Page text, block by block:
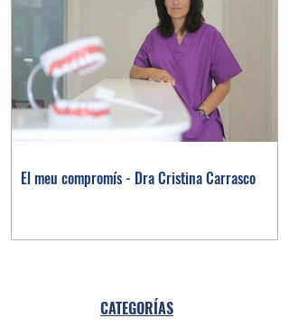
El meu compromís - Dra Cristina Carrasco
CATEGORÍAS